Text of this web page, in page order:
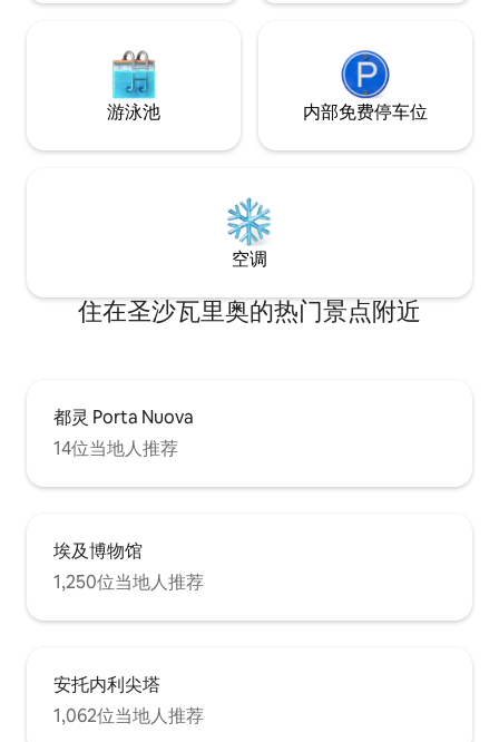
游泳池 内部免费停车位
空调
住在圣沙瓦里奥的热门景点附近
都灵 Porta Nuova
14位当地人推荐
埃及博物馆
1,250位当地人推荐
安托内利尖塔
1,062位当地人推荐